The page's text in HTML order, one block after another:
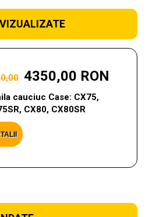
4350,00 RON
cauciuc Case: CX75,
CX80, CX80SR